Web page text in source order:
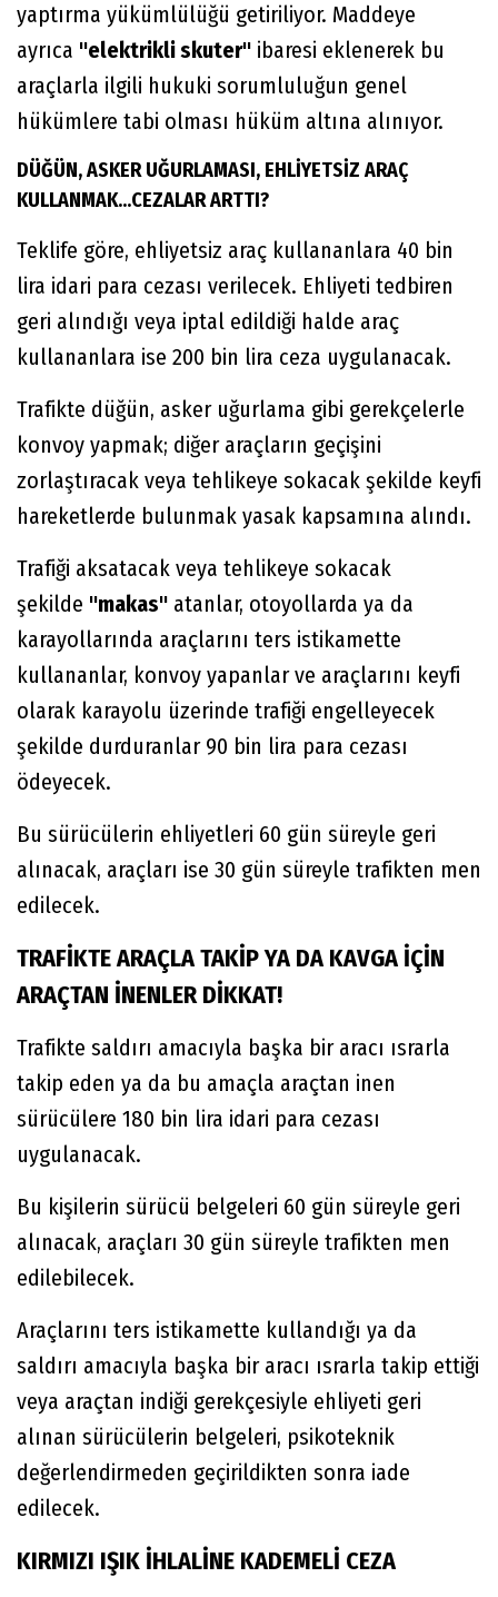
yaptırma yükümlülüğü getiriliyor. Maddeye
ayrıca "elektrikli skuter" ibaresi eklenerek bu
araçlarla ilgili hukuki sorumluluğun genel
hükümlere tabi olması hüküm altına alınıyor.
DÜĞÜN, ASKER UĞURLAMASI, EHLİYETSİZ ARAÇ
KULLANMAK...CEZALAR ARTTI?
Teklife göre, ehliyetsiz araç kullananlara 40 bin
lira idari para cezası verilecek. Ehliyeti tedbiren
geri alındığı veya iptal edildiği halde araç
kullananlara ise 200 bin lira ceza uygulanacak.
Trafikte düğün, asker uğurlama gibi gerekçelerle
konvoy yapmak; diğer araçların geçişini
zorlaştıracak veya tehlikeye sokacak şekilde keyfi
hareketlerde bulunmak yasak kapsamına alındı.
Trafiği aksatacak veya tehlikeye sokacak
şekilde "makas" atanlar, otoyollarda ya da
karayollarında araçlarını ters istikamette
kullananlar, konvoy yapanlar ve araçlarını keyfi
olarak karayolu üzerinde trafiği engelleyecek
şekilde durduranlar 90 bin lira para cezası
ödeyecek.
Bu sürücülerin ehliyetleri 60 gün süreyle geri
alınacak, araçları ise 30 gün süreyle trafikten men
edilecek.
TRAFİKTE ARAÇLA TAKİP YA DA KAVGA İÇİN
ARAÇTAN İNENLER DİKKAT!
Trafikte saldırı amacıyla başka bir aracı ısrarla
takip eden ya da bu amaçla araçtan inen
sürücülere 180 bin lira idari para cezası
uygulanacak.
Bu kişilerin sürücü belgeleri 60 gün süreyle geri
alınacak, araçları 30 gün süreyle trafikten men
edilebilecek.
Araçlarını ters istikamette kullandığı ya da
saldırı amacıyla başka bir aracı ısrarla takip ettiği
veya araçtan indiği gerekçesiyle ehliyeti geri
alınan sürücülerin belgeleri, psikoteknik
değerlendirmeden geçirildikten sonra iade
edilecek.
KIRMIZI IŞIK İHLALİNE KADEMELİ CEZA